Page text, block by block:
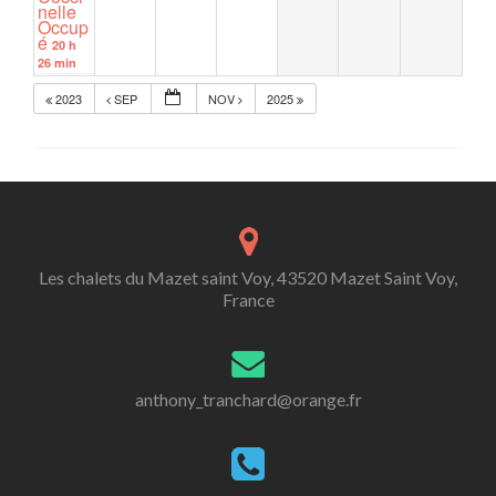
nelle
Occup
é 20 h
26 min
2023 SEP NOV 2025
Les chalets du Mazet saint Voy, 43520 Mazet Saint Voy,
France
anthony_tranchard@orange.fr